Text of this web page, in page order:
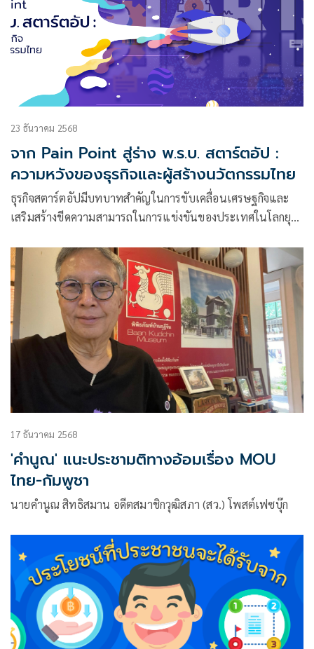
23 ธันวาคม 2568
จาก Pain Point สู่ร่าง พ.ร.บ. สตาร์ตอัป :
ความหวังของธุรกิจและผู้สร้างนวัตกรรมไทย
ธุรกิจสตาร์ตอัปมีบทบาทสำคัญในการขับเคลื่อนเศรษฐกิจและ
เสริมสร้างขีดความสามารถในการแข่งขันของประเทศในโลกยุค
17 ธันวาคม 2568
'คำนูณ' แนะประชามติทางอ้อมเรื่อง MOU
ไทย-กัมพูชา
นายคำนูณ สิทธิสมาน อดีตสมาชิกวุฒิสภา (สว.) โพสต์เฟซบุ๊ก